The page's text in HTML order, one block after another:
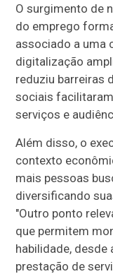
O surgimento de
do emprego
associado a uma
digitalização
reduziu barreiras
sociais
serviços e
Além disso, o
contexto
mais pessoas
diversificando
"Outro ponto
que permitem
habilidade, desde
prestação de